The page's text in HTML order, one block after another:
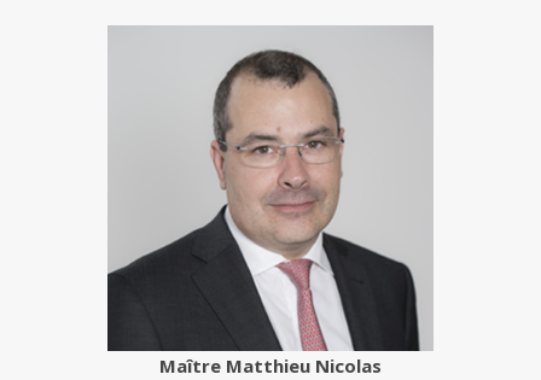
Maître Matthieu Nicolas